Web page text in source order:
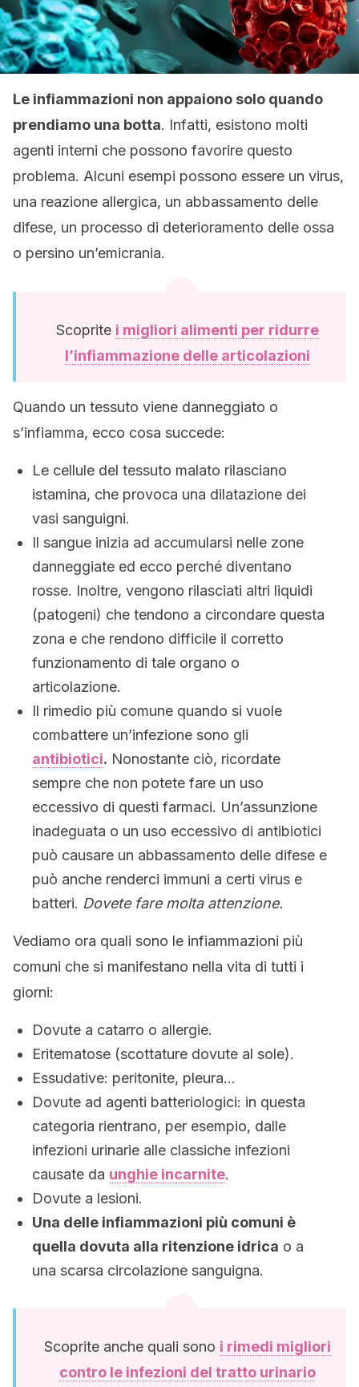
Le infiammazioni non appaiono solo quando
prendiamo una botta. Infatti, esistono molti
agenti interni che possono favorire questo
problema. Alcuni esempi possono essere un virus,
una reazione allergica, un abbassamento delle
difese, un processo di deterioramento delle ossa
o persino un’emicrania.
Scoprite i migliori alimenti per ridurre
l’infiammazione delle articolazioni
Quando un tessuto viene danneggiato o
s’infiamma, ecco cosa succede:
Le cellule del tessuto malato rilasciano
istamina, che provoca una dilatazione dei
vasi sanguigni.
Il sangue inizia ad accumularsi nelle zone
danneggiate ed ecco perché diventano
rosse. Inoltre, vengono rilasciati altri liquidi
(patogeni) che tendono a circondare questa
zona e che rendono difficile il corretto
funzionamento di tale organo o
articolazione.
Il rimedio più comune quando si vuole
combattere un’infezione sono gli
antibiotici. Nonostante ciò, ricordate
sempre che non potete fare un uso
eccessivo di questi farmaci. Un’assunzione
inadeguata o un uso eccessivo di antibiotici
può causare un abbassamento delle difese e
può anche renderci immuni a certi virus e
batteri. Dovete fare molta attenzione.
Vediamo ora quali sono le infiammazioni più
comuni che si manifestano nella vita di tutti i
giorni:
Dovute a catarro o allergie.
Eritematose (scottature dovute al sole).
Essudative: peritonite, pleura…
Dovute ad agenti batteriologici: in questa
categoria rientrano, per esempio, dalle
infezioni urinarie alle classiche infezioni
causate da unghie incarnite.
Dovute a lesioni.
Una delle infiammazioni più comuni è
quella dovuta alla ritenzione idrica o a
una scarsa circolazione sanguigna.
Scoprite anche quali sono i rimedi migliori
contro le infezioni del tratto urinario